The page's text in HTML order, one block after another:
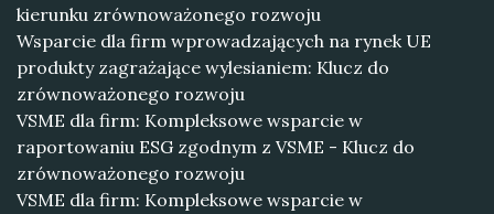
kierunku zrównoważonego rozwoju
Wsparcie dla firm wprowadzających na rynek UE
produkty zagrażające wylesianiem: Klucz do
zrównoważonego rozwoju
VSME dla firm: Kompleksowe wsparcie w
raportowaniu ESG zgodnym z VSME - Klucz do
zrównoważonego rozwoju
VSME dla firm: Kompleksowe wsparcie w